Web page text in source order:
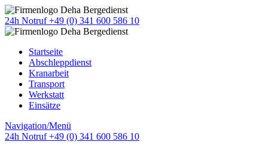
24h Notruf +49 (0) 341 600 586 10
Startseite
Abschleppdienst
Kranarbeit
Transport
Werkstatt
Einsätze
Navigation/Menü
24h Notruf +49 (0) 341 600 586 10